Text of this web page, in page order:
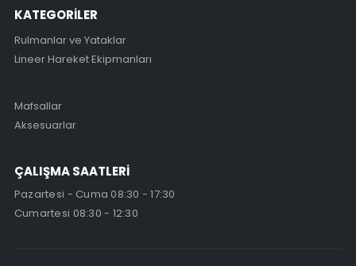
KATEGORİLER
Rulmanlar ve Yataklar
Lineer Hareket Ekipmanları
Mafsallar
Aksesuarlar
ÇALIŞMA SAATLERİ
Pazartesi - Cuma 08:30 - 17:30
Cumartesi 08:30 - 12:30